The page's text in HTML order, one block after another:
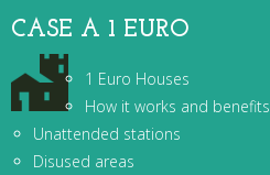
CASE A 1 EURO
1 Euro Houses
How it works and benefits
Unattended stations
Disused areas